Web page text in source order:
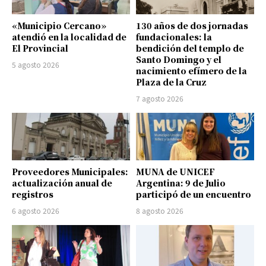
«Municipio Cercano»
atendió en la localidad de
El Provincial
5 agosto 2026
130 años de dos jornadas
fundacionales: la
bendición del templo de
Santo Domingo y el
nacimiento efímero de la
Plaza de la Cruz
7 agosto 2026
Proveedores Municipales:
actualización anual de
registros
6 agosto 2026
MUNA de UNICEF
Argentina: 9 de Julio
participó de un encuentro
8 agosto 2026